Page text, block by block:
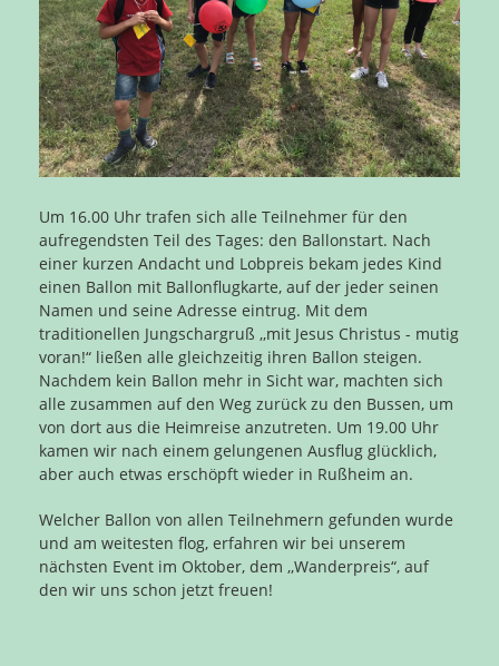
Um 16.00 Uhr trafen sich alle Teilnehmer für den
aufregendsten Teil des Tages: den Ballonstart. Nach
einer kurzen Andacht und Lobpreis bekam jedes Kind
einen Ballon mit Ballonflugkarte, auf der jeder seinen
Namen und seine Adresse eintrug. Mit dem
traditionellen Jungschargruß ,,mit Jesus Christus - mutig
voran!“ ließen alle gleichzeitig ihren Ballon steigen.
Nachdem kein Ballon mehr in Sicht war, machten sich
alle zusammen auf den Weg zurück zu den Bussen, um
von dort aus die Heimreise anzutreten. Um 19.00 Uhr
kamen wir nach einem gelungenen Ausflug glücklich,
aber auch etwas erschöpft wieder in Rußheim an.
Welcher Ballon von allen Teilnehmern gefunden wurde
und am weitesten flog, erfahren wir bei unserem
nächsten Event im Oktober, dem ,,Wanderpreis“, auf
den wir uns schon jetzt freuen!